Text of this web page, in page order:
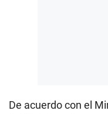
De acuerdo con el